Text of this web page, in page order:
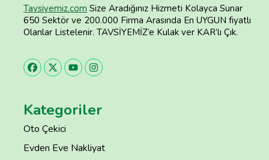
Tavsiyemiz.com Size Aradığınız Hizmeti Kolayca Sunar
650 Sektör ve 200.000 Firma Arasında En UYGUN fiyatlı
Olanlar Listelenir. TAVSİYEMİZ’e Kulak ver KAR’lı Çık.
Kategoriler
Oto Çekici
Evden Eve Nakliyat